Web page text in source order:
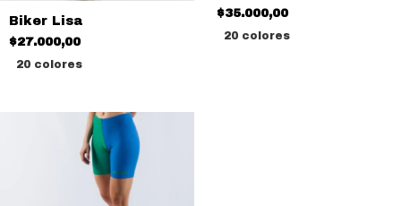
Biker Lisa
$27.000,00
20 colores
$35.000,00
20 colores